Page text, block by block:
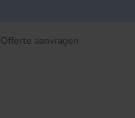
Offerte aanvragen